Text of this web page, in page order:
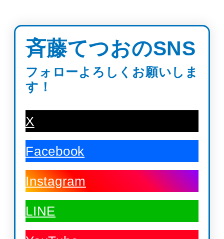
斉藤てつおのSNS
フォローよろしくお願いしま
す！
X
Facebook
Instagram
LINE